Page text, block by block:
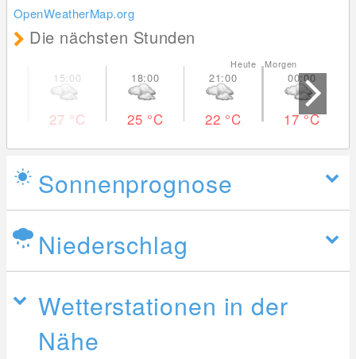
OpenWeatherMap.org
Die nächsten Stunden
27 °C 25 °C 22 °C
Heute Morgen
17°C
Sonnenprognose
Niederschlag
Wetterstationen in der
Nähe